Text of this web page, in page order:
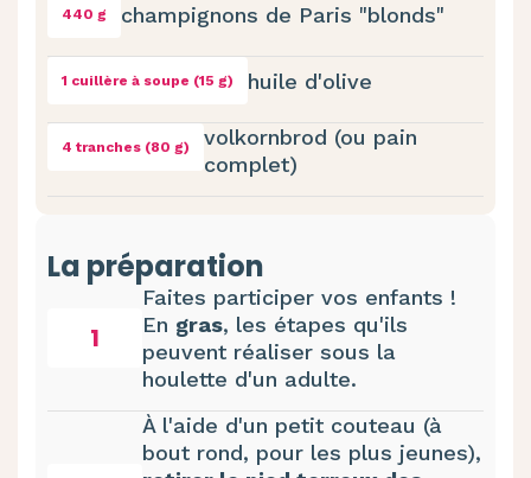
440 g champignons de Paris "blonds"
1 cuillère à soupe (15 g) huile d'olive
4 tranches (80 g)
volkornbrod (ou pain
complet)
La préparation
1
Faites participer vos enfants !
En gras, les étapes qu'ils
peuvent réaliser sous la
houlette d'un adulte.
À l'aide d'un petit couteau (à
bout rond, pour les plus jeunes),